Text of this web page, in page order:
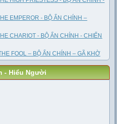
EMPEROR - BỘ ẨN CHÍNH –
CHARIOT - BỘ ẨN CHÍNH - CHIẾN
FOOL – BỘ ẨN CHÍNH – GÃ KHỜ
- Hiểu Người